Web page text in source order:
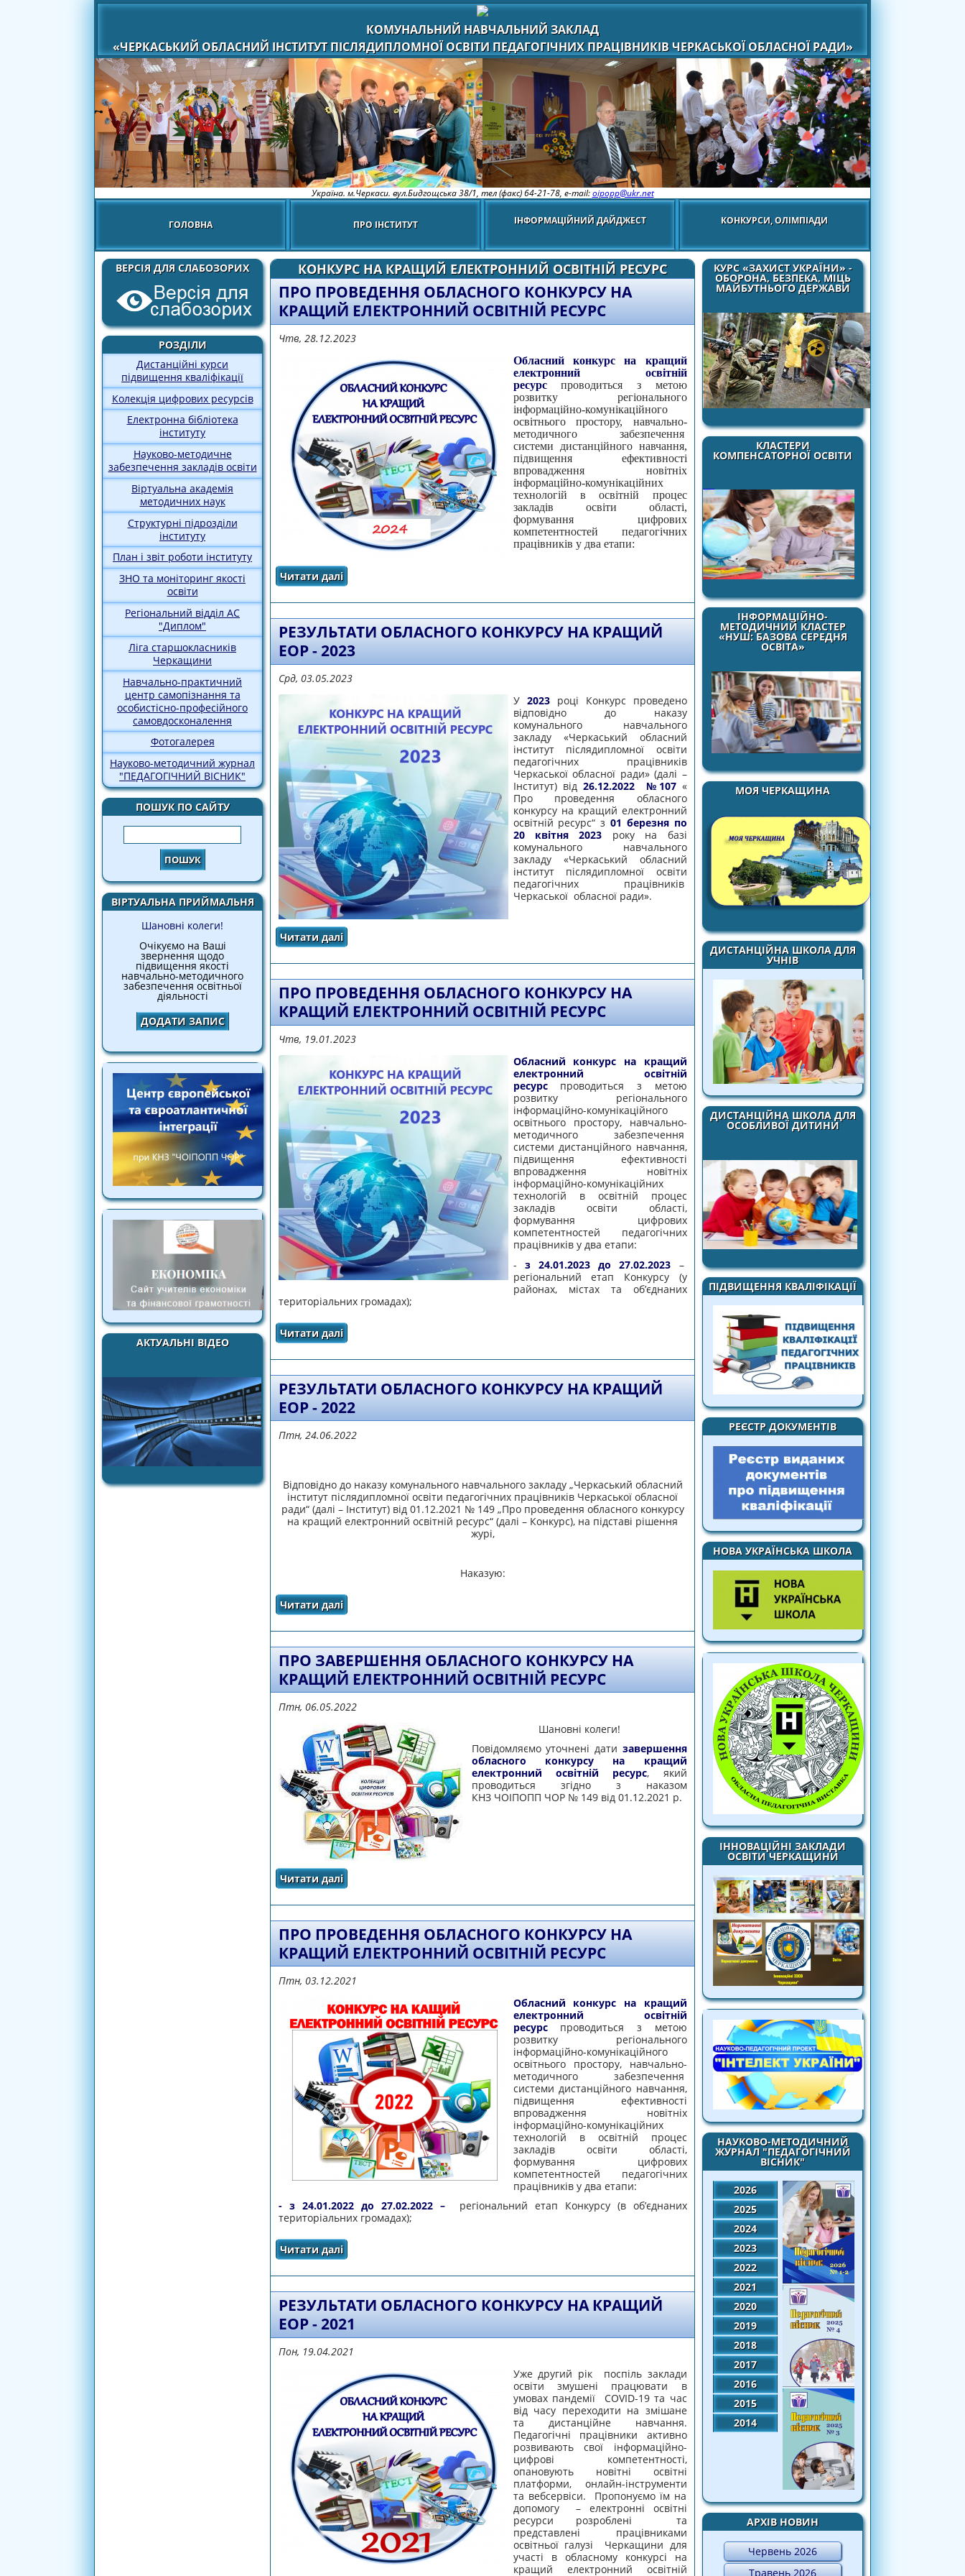
КОМУНАЛЬНИЙ НАВЧАЛЬНИЙ ЗАКЛАД
«ЧЕРКАСЬКИЙ ОБЛАСНИЙ ІНСТИТУТ ПІСЛЯДИПЛОМНОЇ ОСВІТИ ПЕДАГОГІЧНИХ ПРАЦІВНИКІВ ЧЕРКАСЬКОЇ ОБЛАСНОЇ РАДИ»
Україна. м.Черкаси. вул.Бидгощська 38/1, тел (факс) 64-21-78, e-mail:oipopp@ukr.net
ГОЛОВНА ПРО ІНСТИТУТ ІНФОРМАЦІЙНИЙ ДАЙДЖЕСТ КОНКУРСИ, ОЛІМПІАДИ
ВЕРСІЯ ДЛЯ СЛАБОЗОРИХ
РОЗДІЛИ
Дистанційні курси
підвищення кваліфікації
Колекція цифрових ресурсів
Електронна бібліотека
інституту
Науково-методичне
забезпечення закладів освіти
Віртуальна академія
методичних наук
Структурні підрозділи
інституту
План і звіт роботи інституту
ЗНО та моніторинг якості
освіти
Регіональний відділ АС
"Диплом"
Ліга старшокласників
Черкащини
Навчально-практичний
центр самопізнання та
особистісно-професійного
самовдосконалення
Фотогалерея
Науково-методичний журнал
"ПЕДАГОГІЧНИЙ ВІСНИК"
ПОШУК ПО САЙТУ
Пошук
ВІРТУАЛЬНА ПРИЙМАЛЬНЯ
Шановні колеги!
Очікуємо на Ваші
звернення щодо
підвищення якості
навчально-методичного
забезпечення освітньої
діяльності
ДОДАТИ ЗАПИС
АКТУАЛЬНІ ВІДЕО
КУРС «ЗАХИСТ УКРАЇНИ» -
ОБОРОНА, БЕЗПЕКА, МІЦЬ
МАЙБУТНЬОГО ДЕРЖАВИ
КЛАСТЕРИ
КОМПЕНСАТОРНОЇ ОСВІТИ
ІНФОРМАЦІЙНО-
МЕТОДИЧНИЙ КЛАСТЕР
«НУШ: БАЗОВА СЕРЕДНЯ
ОСВІТА»
МОЯ ЧЕРКАЩИНА
ДИСТАНЦІЙНА ШКОЛА ДЛЯ
УЧНІВ
ДИСТАНЦІЙНА ШКОЛА ДЛЯ
ОСОБЛИВОЇ ДИТИНИ
ПІДВИЩЕННЯ КВАЛІФІКАЦІЇ
РЕЄСТР ДОКУМЕНТІВ
НОВА УКРАЇНСЬКА ШКОЛА
ІННОВАЦІЙНІ ЗАКЛАДИ
ОСВІТИ ЧЕРКАЩИНИ
НАУКОВО-МЕТОДИЧНИЙ
ЖУРНАЛ "ПЕДАГОГІЧНИЙ
ВІСНИК"
2026
2025
2024
2023
2022
2021
2020
2019
2018
2017
2016
2015
2014
АРХІВ НОВИН
Червень 2026
Травень 2026
КОНКУРС НА КРАЩИЙ ЕЛЕКТРОННИЙ ОСВІТНІЙ РЕСУРС
ПРО ПРОВЕДЕННЯ ОБЛАСНОГО КОНКУРСУ НА
КРАЩИЙ ЕЛЕКТРОННИЙ ОСВІТНІЙ РЕСУРС
Чтв, 28.12.2023
Обласний конкурс на кращий
електронний освітній
ресурспроводиться з метою
розвитку регіонального
інформаційно-комунікаційного
освітнього простору, навчально-
методичного забезпечення
системи дистанційного навчання,
підвищення ефективності
впровадження новітніх
інформаційно-комунікаційних
технологій в освітній процес
закладів освіти області,
формування цифрових
компетентностей педагогічних
працівників у два етапи:
Читати даліпро ПРО ПРОВЕДЕННЯ ОБЛАСНОГО КОНКУРСУ НА КРАЩИЙ ЕЛЕКТРОННИЙ ОСВІТНІЙ РЕСУРС
РЕЗУЛЬТАТИ ОБЛАСНОГО КОНКУРСУ НА КРАЩИЙ
ЕОР - 2023
Срд, 03.05.2023
У 2023році Конкурс проведено
відповідно до наказу
комунального навчального
закладу «Черкаський обласний
інститут післядипломної освіти
педагогічних працівників
Черкаської обласної ради» (далі –
Інститут) від 26.12.2022 №107«
Про проведення обласного
конкурсу на кращий електронний
освітній ресурс“ з 01 березня по
20 квітня 2023 року на базі
комунального навчального
закладу «Черкаський обласний
інститут післядипломної освіти
педагогічних працівників
Черкаської обласної ради».
Читати даліпро РЕЗУЛЬТАТИ ОБЛАСНОГО КОНКУРСУ НА КРАЩИЙ ЕОР - 2023
ПРО ПРОВЕДЕННЯ ОБЛАСНОГО КОНКУРСУ НА
КРАЩИЙ ЕЛЕКТРОННИЙ ОСВІТНІЙ РЕСУРС
Чтв, 19.01.2023
Обласний конкурс на кращий
електронний освітній
ресурспроводиться з метою
розвитку регіонального
інформаційно-комунікаційного
освітнього простору, навчально-
методичного забезпечення
системи дистанційного навчання,
підвищення ефективності
впровадження новітніх
інформаційно-комунікаційних
технологій в освітній процес
закладів освіти області,
формування цифрових
компетентностей педагогічних
працівників у два етапи:
- з 24.01.2023 до 27.02.2023 –
регіональний етап Конкурсу (у
районах, містах та об’єднаних
територіальних громадах);
Читати даліпро ПРО ПРОВЕДЕННЯ ОБЛАСНОГО КОНКУРСУ НА КРАЩИЙ ЕЛЕКТРОННИЙ ОСВІТНІЙ РЕСУРС
РЕЗУЛЬТАТИ ОБЛАСНОГО КОНКУРСУ НА КРАЩИЙ
ЕОР - 2022
Птн, 24.06.2022
Відповідно до наказу комунального навчального закладу „Черкаський обласний
інститут післядипломної освіти педагогічних працівників Черкаської обласної
ради“ (далі – Інститут) від 01.12.2021 № 149 „Про проведення обласного конкурсу
на кращий електронний освітній ресурс“ (далі – Конкурс), на підставі рішення
журі,
Наказую:
Читати даліпро Результати обласного конкурсу на кращий ЕОР - 2022
ПРО ЗАВЕРШЕННЯ ОБЛАСНОГО КОНКУРСУ НА
КРАЩИЙ ЕЛЕКТРОННИЙ ОСВІТНІЙ РЕСУРС
Птн, 06.05.2022
Шановні колеги!
Повідомляємо уточнені дати завершення
обласного конкурсу на кращий
електронний освітній ресурс, який
проводиться згідно з наказом
КНЗ ЧОІПОПП ЧОР № 149 від 01.12.2021 р.
Читати даліпро Про завершення обласного конкурсу на кращий електронний освітній ресурс
ПРО ПРОВЕДЕННЯ ОБЛАСНОГО КОНКУРСУ НА
КРАЩИЙ ЕЛЕКТРОННИЙ ОСВІТНІЙ РЕСУРС
Птн, 03.12.2021
Обласний конкурс на кращий
електронний освітній
ресурспроводиться з метою
розвитку регіонального
інформаційно-комунікаційного
освітнього простору, навчально-
методичного забезпечення
системи дистанційного навчання,
підвищення ефективності
впровадження новітніх
інформаційно-комунікаційних
технологій в освітній процес
закладів освіти області,
формування цифрових
компетентностей педагогічних
працівників у два етапи:
- з 24.01.2022 до 27.02.2022 –регіональний етап Конкурсу (в об’єднаних
територіальних громадах);
Читати даліпро ПРО ПРОВЕДЕННЯ ОБЛАСНОГО КОНКУРСУ НА КРАЩИЙ ЕЛЕКТРОННИЙ ОСВІТНІЙ РЕСУРС
РЕЗУЛЬТАТИ ОБЛАСНОГО КОНКУРСУ НА КРАЩИЙ
ЕОР - 2021
Пон, 19.04.2021
Уже другий рік поспіль заклади
освіти змушені працювати в
умовах пандемії COVID-19 та час
від часу переходити на змішане
та дистанційне навчання.
Педагогічні працівники активно
розвивають свої інформаційно-
цифрові компетентності,
опановують новітні освітні
платформи, онлайн-інструменти
та вебсервіси. Пропонуємо їм на
допомогу – електронні освітні
ресурси розроблені та
представлені працівниками
освітньої галузі Черкащини для
участі в обласному конкурсі на
кращий електронний освітній